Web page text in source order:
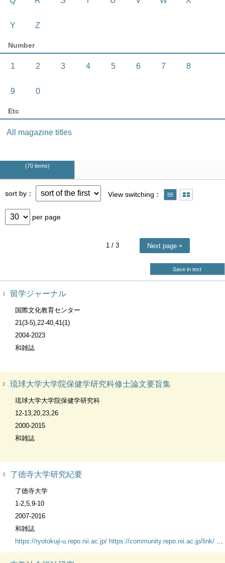
Y Z
Number
1 2 3 4 5 6 7 8
9 0
Etc
All magazine titles
70 items
sort by View switching
per page
1 / 3 Next page
Save in text
1 留学ジャーナル
国際文化教育センター
21(3-5),22-40,41(1)
2004-2023
和雑誌
2 琉球大学大学院保健学研究科修士論文要旨集
琉球大学大学院保健学研究科
12-13,20,23,26
2000-2015
和雑誌
3 了徳寺大学研究紀要
了徳寺大学
1-2,5,9-10
2007-2016
和雑誌
https://ryotokuji-u.repo.nii.ac.jp/ https://community.repo.nii.ac.jp/link/